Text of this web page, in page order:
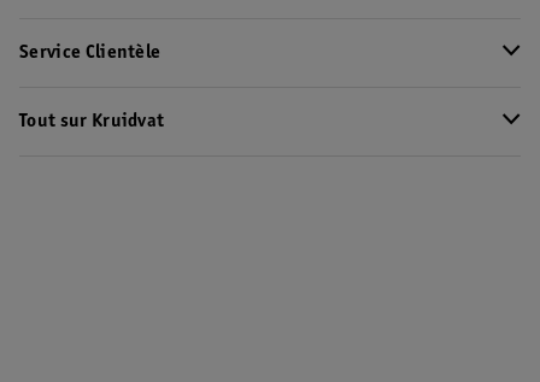
Service Clientèle
Tout sur Kruidvat